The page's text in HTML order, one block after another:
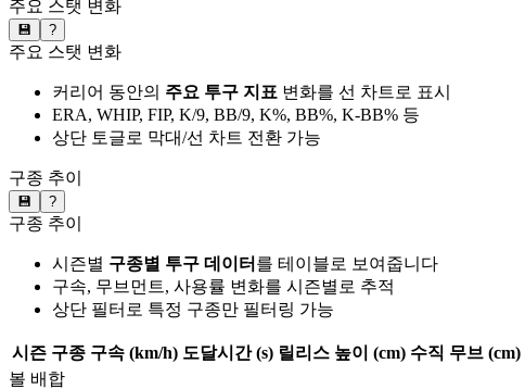
주요 스탯 변화
💾 ?
주요 스탯 변화
커리어 동안의 주요 투구 지표 변화를 선 차트로 표시
ERA, WHIP, FIP, K/9, BB/9, K%, BB%, K-BB% 등
상단 토글로 막대/선 차트 전환 가능
구종 추이
💾 ?
구종 추이
시즌별 구종별 투구 데이터 를 테이블로 보여줍니다
구속, 무브먼트, 사용률 변화를 시즌별로 추적
상단 필터로 특정 구종만 필터링 가능
시즌 구종 구속 (km/h) 도달시간 (s) 릴리스 높이 (cm) 수직 무브 (cm)
볼 배합